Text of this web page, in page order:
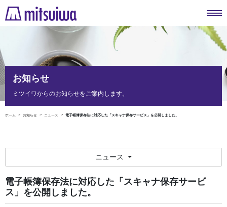
ホーム お知らせ ニュース 電子帳簿保存法に対応した「スキャナ保存サービス」を公開しました。
お知らせ
ミツイワからのお知らせをご案内します。
電子帳簿保存法に対応した「スキャナ保存サービ
ス」を公開しました。
ニュース